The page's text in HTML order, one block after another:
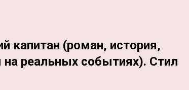
капитан (роман, история,
на реальных событиях). Стил